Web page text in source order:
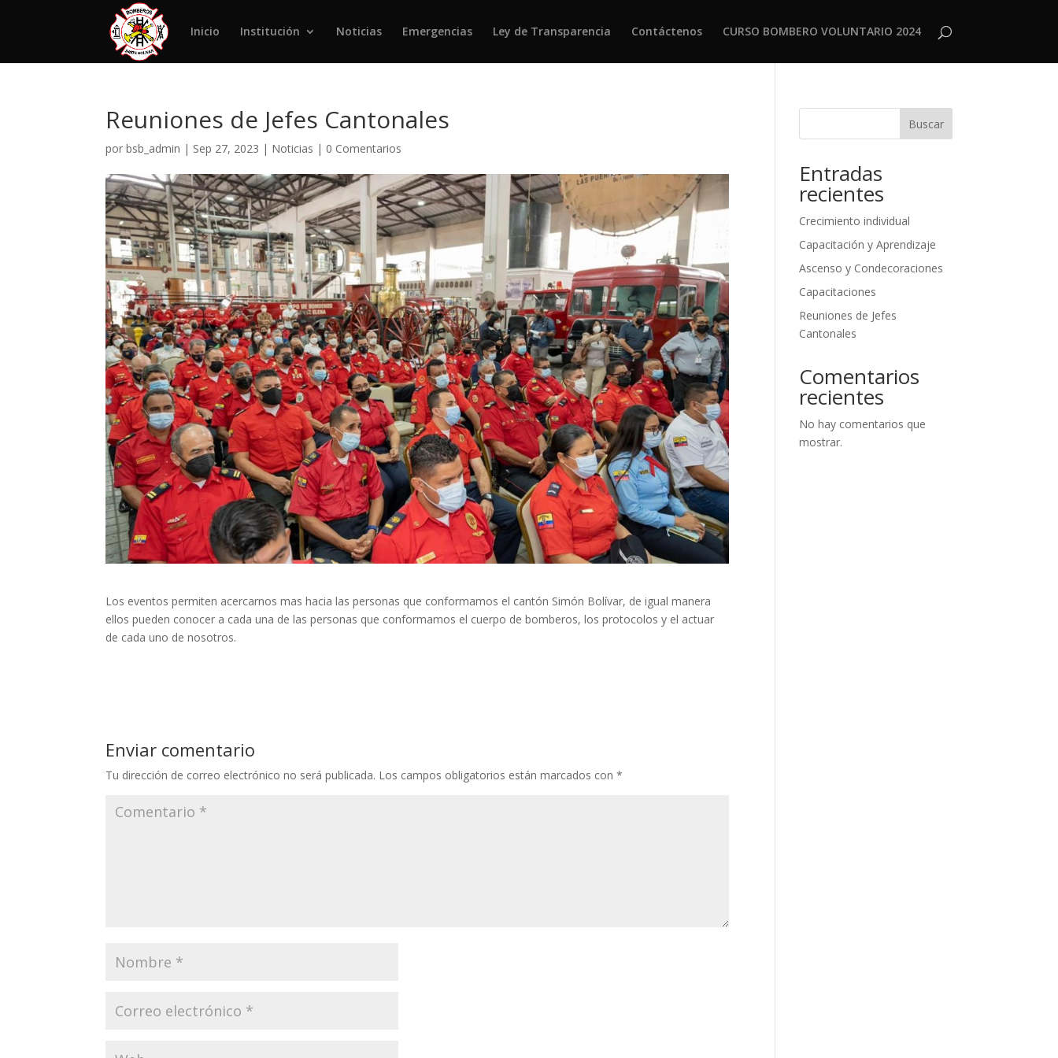
Inicio Institución Noticias Emergencias Ley de Transparencia Contáctenos CURSO BOMBERO VOLUNTARIO 2024
Reuniones de Jefes Cantonales
porbsb_admin | Sep 27, 2023 | Noticias | 0 Comentarios
Los eventos permiten acercarnos mas hacia las personas que conformamos el cantón Simón Bolívar, de igual manera
ellos pueden conocer a cada una de las personas que conformamos el cuerpo de bomberos, los protocolos y el actuar
de cada uno de nosotros.
Enviar comentario
Tu dirección de correo electrónico no será publicada. Los campos obligatorios están marcados con*
Buscar
Entradas
recientes
Crecimiento individual
Capacitación y Aprendizaje
Ascenso y Condecoraciones
Capacitaciones
Reuniones de Jefes
Cantonales
Comentarios
recientes
No hay comentarios que
mostrar.